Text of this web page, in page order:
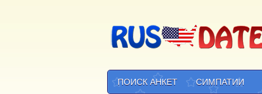
ПОИСК АНКЕТ СИМПАТИИ